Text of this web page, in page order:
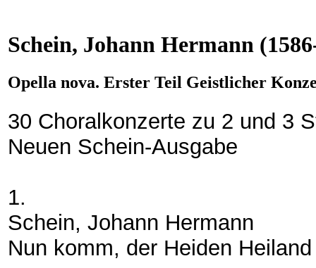
Schein, Johann Hermann
Opella nova. Erster Teil Geistlicher
30 Choralkonzerte zu 2 und 3
Neuen Schein-Ausgabe
1.
Schein, Johann Hermann
Nun komm, der Heiden Heiland